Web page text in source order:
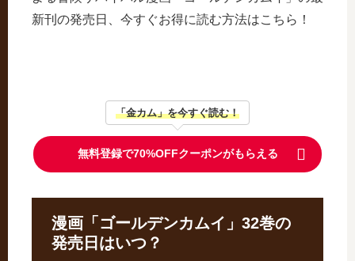
新刊の発売日、今すぐお得に読む方法はこちら！
「金カム」を今すぐ読む！
無料登録で70%OFFクーポンがもらえる
漫画「ゴールデンカムイ」32巻の
発売日はいつ？